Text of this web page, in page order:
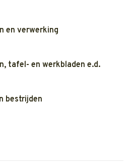
en verwerking
tafel- en werkbladen e.d.
bestrijden